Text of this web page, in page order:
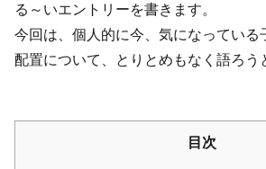
る～いエントリーを書きます。
今回は、個人的に今、気になっている
配置について、とりとめもなく語ろう
目次